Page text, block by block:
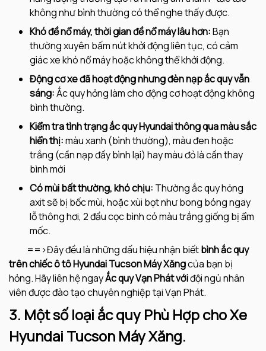
không như bình thường có thể nghe thấy được.
Khó đề nổ máy, thời gian đề nổ máy lâu hơn:Bạn
thường xuyên bấm nút khởi động liên tục, có cảm
giác xe khó nổ máy hoặc không thể khởi động.
Động cơ xe đã hoạt động nhưng đèn nạp ắc quy vẫn
sáng:Ắc quy hỏng làm cho động cơ hoạt động không
bình thường.
Kiểm tra tình trạng ắc quy Hyundai thông qua màu sắc
hiển thị:màu xanh (bình thường), màu đen hoặc
trắng (cần nạp đầy bình lại) hay màu đỏ là cần thay
bình mới
Có mùi bất thường, khó chịu: Thường ắc quy hỏng
axit sẽ bị bốc mùi, hoặc xùi bọt như bong bóng ngay
lỗ thông hơi, 2 đầu cọc bình có màu trắng giống bị ẩm
mốc.
==>Đây đều là những dấu hiệu nhận biếtbìnhắc quy
trên chiếc ô tôHyundai Tucson Máy Xăngcủa bạn bị
hỏng. Hãy liên hệ ngayẮc quy Vạn Phát vớiđội ngủ nhân
viên được đào tạo chuyên nghiệp tại Vạn Phát.
3. Một số loại ắc quy Phù Hợp cho Xe
Hyundai Tucson Máy Xăng.